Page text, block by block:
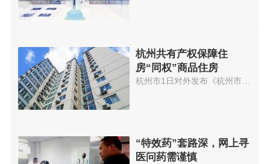
杭州共有产权保障住
房“同权”商品住房
“特效药”套路深，网上寻
医问药需谨慎